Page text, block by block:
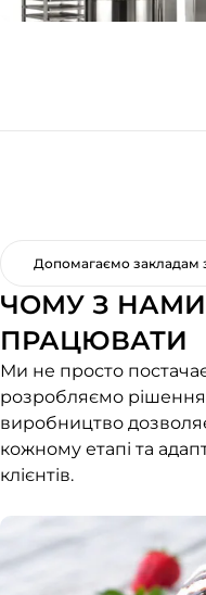
Допомагаємо закладам
ЧОМУ З НАМИ
ПРАЦЮВАТИ
Ми не просто
розробляємо рішення
виробництво
кожному етапі та
клієнтів.